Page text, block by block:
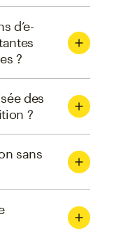
d’e-
?
des
?
sans